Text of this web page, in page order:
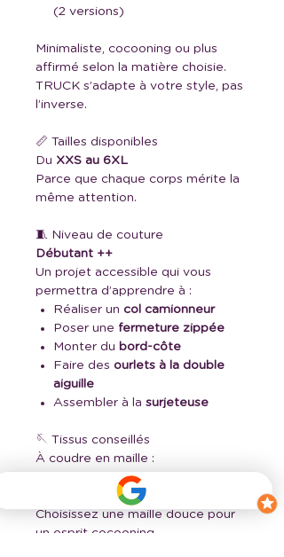
(2 versions)
Minimaliste, cocooning ou plus
affirmé selon la matière choisie.
TRUCK s’adapte à votre style, pas
l’inverse.
📏 Tailles disponibles
Du XXS au 6XL
Parce que chaque corps mérite la
même attention.
🧵 Niveau de couture
Débutant ++
Un projet accessible qui vous
permettra d’apprendre à :
Réaliser un col camionneur
Poser une fermeture zippée
Monter du bord-côte
Faire des ourlets à la double
aiguille
Assembler à la surjeteuse
🪡 Tissus conseillés
À coudre en maille :
molleton, french terry, sweat,
maille tricot…
Choisissez une maille douce pour
un esprit cocooning,